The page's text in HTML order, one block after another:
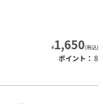
¥1,650(税込)
ポイント： 8